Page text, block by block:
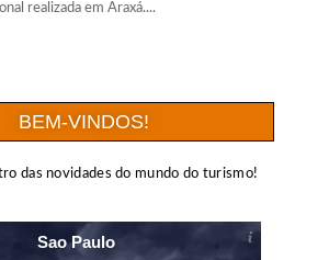
realizada em Araxá....
BEM-VINDOS!
das novidades do mundo do turismo!
Sao Paulo